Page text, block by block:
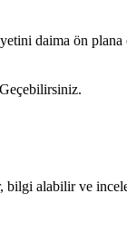
daima ön plana
bilgi alabilir ve